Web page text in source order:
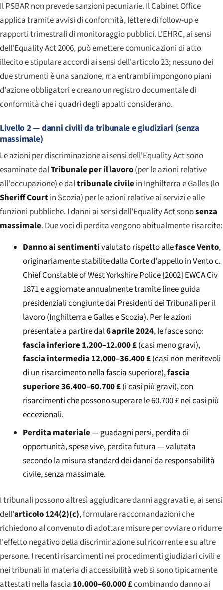
Il PSBAR non prevede sanzioni pecuniarie. Il Cabinet Office
applica tramite avvisi di conformità, lettere di follow-up e
rapporti trimestrali di monitoraggio pubblici. L'EHRC, ai sensi
dell'Equality Act 2006, può emettere comunicazioni di atto
illecito e stipulare accordi ai sensi dell'articolo 23; nessuno dei
due strumenti è una sanzione, ma entrambi impongono piani
d'azione obbligatori e creano un registro documentale di
conformità che i quadri degli appalti considerano.
Livello 2 — danni civili da tribunale e giudiziari (senza
massimale)
Le azioni per discriminazione ai sensi dell'Equality Act sono
esaminate dalTribunale per il lavoro(per le azioni relative
all'occupazione) e daltribunale civilein Inghilterra e Galles (lo
Sheriff Courtin Scozia) per le azioni relative ai servizi e alle
funzioni pubbliche. I danni ai sensi dell'Equality Act sonosenza
massimale. Due voci di perdita vengono abitualmente risarcite:
Danno ai sentimentivalutato rispetto allefasce Vento,
originariamente stabilite dalla Corte d'appello inVento c.
Chief Constable of West Yorkshire Police[2002] EWCA Civ
1871 e aggiornate annualmente tramite linee guida
presidenziali congiunte dai Presidenti dei Tribunali per il
lavoro (Inghilterra e Galles e Scozia). Per le azioni
presentate a partire dal6 aprile 2024, le fasce sono:
fascia inferiore 1.200–12.000 £(casi meno gravi),
fascia intermedia 12.000–36.400 £(casi non meritevoli
di un risarcimento nella fascia superiore),fascia
superiore 36.400–60.700 £(i casi più gravi), con
risarcimenti che possono superare le 60.700 £ nei casi più
eccezionali.
Perdita materiale— guadagni persi, perdita di
opportunità, spese vive, perdita futura — valutata
secondo la misura standard dei danni da responsabilità
civile, senza massimale.
I tribunali possono altresì aggiudicare danni aggravati e, ai sensi
dell'articolo 124(2)(c), formulare raccomandazioni che
richiedono al convenuto di adottare misure per ovviare o ridurre
l'effetto negativo della discriminazione sul ricorrente e su altre
persone. I recenti risarcimenti nei procedimenti giudiziari civili e
nei tribunali in materia di accessibilità web si sono tipicamente
attestati nella fascia 10.000–60.000 £combinando danno ai